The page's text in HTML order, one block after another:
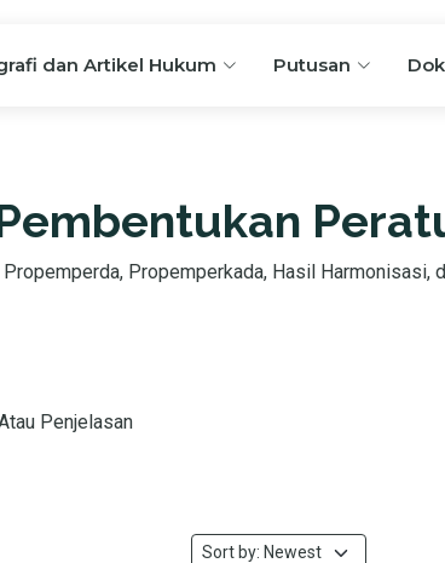
dan Artikel Hukum Putusan
Propemperkada, Hasil Harmonisasi,
Penjelasan